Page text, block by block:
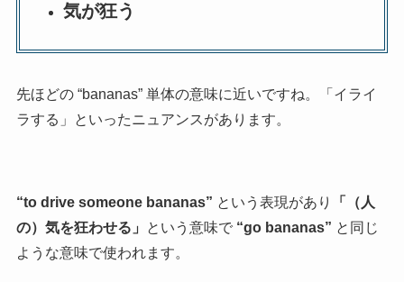
気が狂う
先ほどの “bananas” 単体の意味に近いですね。「イライ
ラする」といったニュアンスがあります。
“to drive someone bananas” という表現があり
「（人
の）気を狂わせる」
という意味で “go bananas” と同じ
ような意味で使われます。